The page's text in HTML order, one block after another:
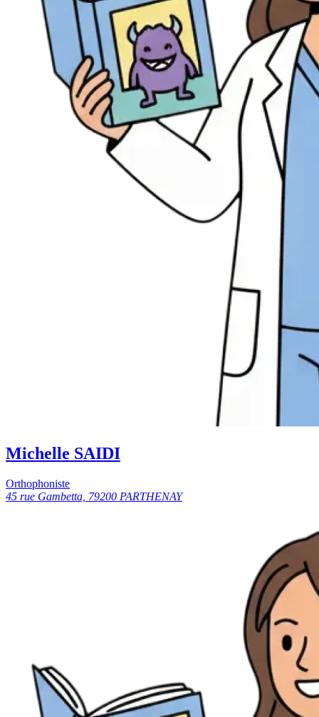
Michelle SAIDI
Orthophoniste
45 rue Gambetta, 79200 PARTHENAY